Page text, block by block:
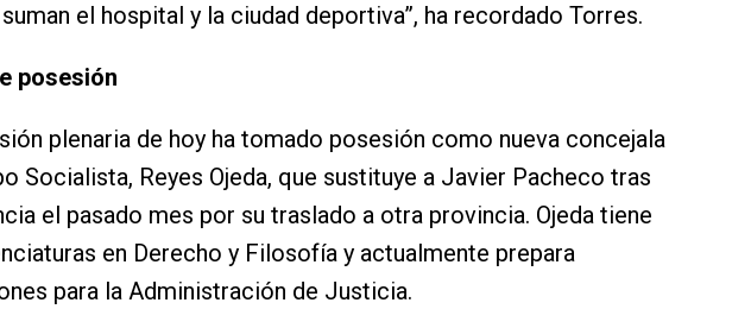
el hospital y la ciudad deportiva”, ha recordado Torres.
posesión
plenaria de hoy ha tomado posesión como nueva concejala
Socialista, Reyes Ojeda, que sustituye a Javier Pacheco tras
el pasado mes por su traslado a otra provincia. Ojeda tiene
en Derecho y Filosofía y actualmente prepara
para la Administración de Justicia.